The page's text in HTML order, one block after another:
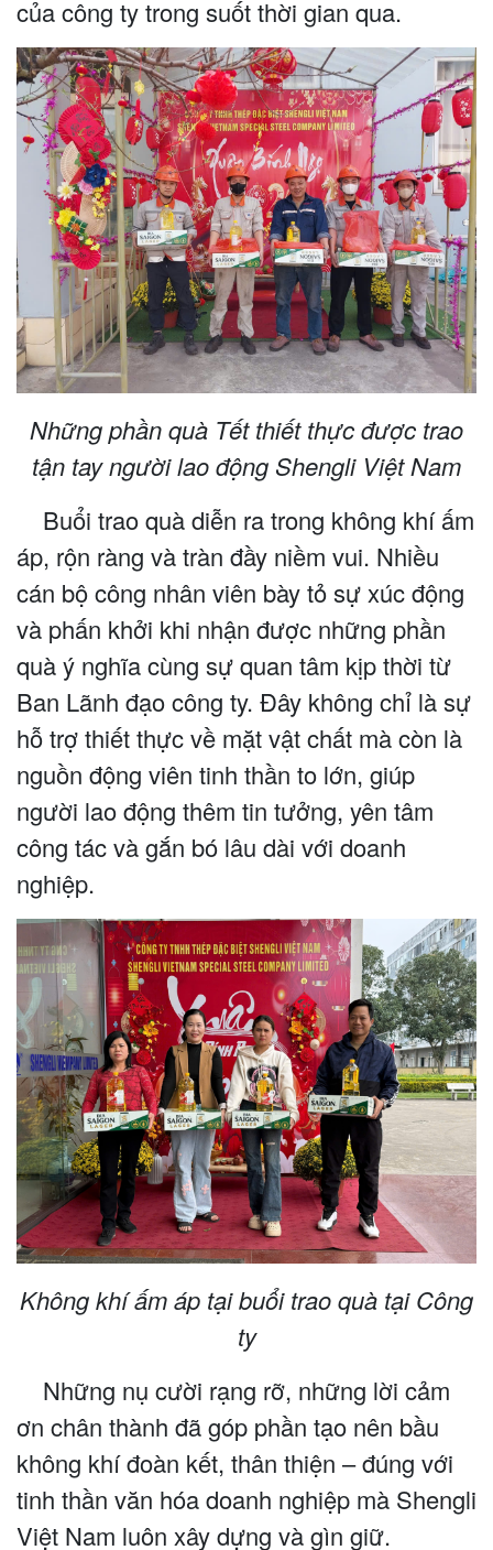
của công ty trong suốt thời gian qua.
Những phần quà Tết thiết thực được trao
tận tay người lao động Shengli Việt Nam
Buổi trao quà diễn ra trong không khí ấm
áp, rộn ràng và tràn đầy niềm vui. Nhiều
cán bộ công nhân viên bày tỏ sự xúc động
và phấn khởi khi nhận được những phần
quà ý nghĩa cùng sự quan tâm kịp thời từ
Ban Lãnh đạo công ty. Đây không chỉ là sự
hỗ trợ thiết thực về mặt vật chất mà còn là
nguồn động viên tinh thần to lớn, giúp
người lao động thêm tin tưởng, yên tâm
công tác và gắn bó lâu dài với doanh
nghiệp.
Không khí ấm áp tại buổi trao quà tại Công
ty
Những nụ cười rạng rỡ, những lời cảm
ơn chân thành đã góp phần tạo nên bầu
không khí đoàn kết, thân thiện – đúng với
tinh thần văn hóa doanh nghiệp mà Shengli
Việt Nam luôn xây dựng và gìn giữ.